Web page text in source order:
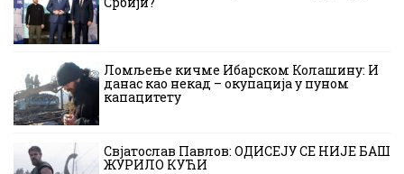
Ломљење кичме Ибарском Колашину: И
данас као некад – окупација у пуном
капацитету
Свјатослав Павлов: ОДИСЕЈУ СЕ НИЈЕ БАШ
ЖУРИЛО КУЋИ